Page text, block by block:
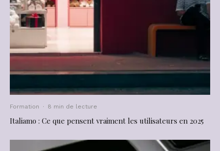
Formation · 8 min de lecture
Italiamo : Ce que pensent vraiment les utilisateurs en 2025